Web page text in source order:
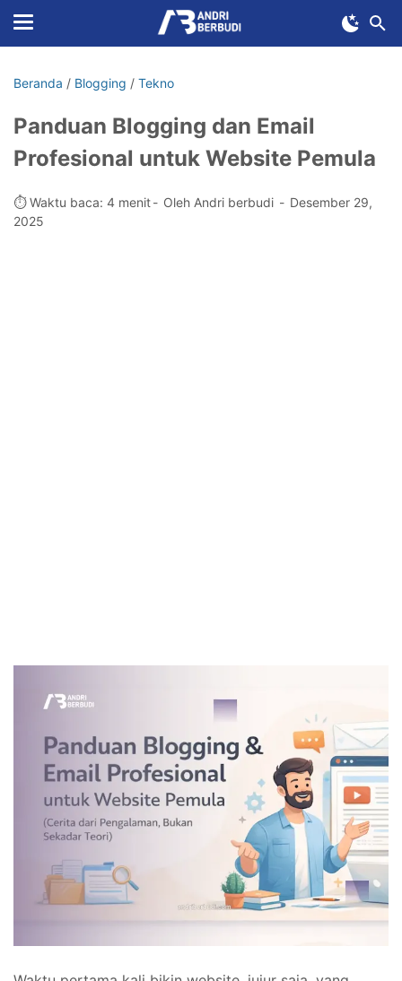
Beranda / Blogging / Tekno
Panduan Blogging dan Email
Profesional untuk Website Pemula
⏱️ Waktu baca: 4 menit Oleh Andri berbudi
Desember 29,
2025